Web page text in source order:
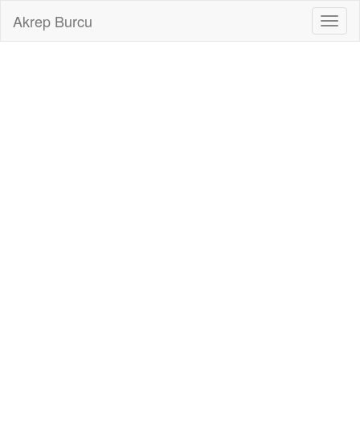
Akrep Burcu